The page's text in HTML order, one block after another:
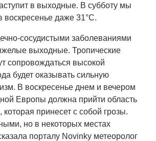
в выходные. В субботу мы
воскресенье даже 31°C.
сосудистыми заболеваниями
выходные. Тропические
сопровождаться высокой
будет оказывать сильную
В воскресенье днем и вечером
Европы должна прийти область
которая принесет с собой грозы.
но в некоторых местах
порталу Novinky метеоролог